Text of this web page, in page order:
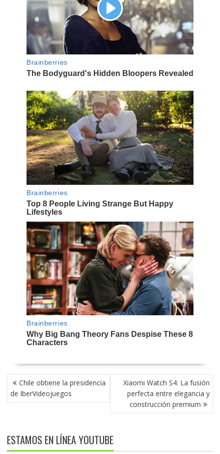
NAVEGACIÓN
DE
ENTRADAS
Chile obtiene la presidencia
de IberVideojuegos
Xiaomi Watch S4: La fusión
perfecta entre elegancia y
construcción premium
ESTAMOS EN LÍNEA YOUTUBE